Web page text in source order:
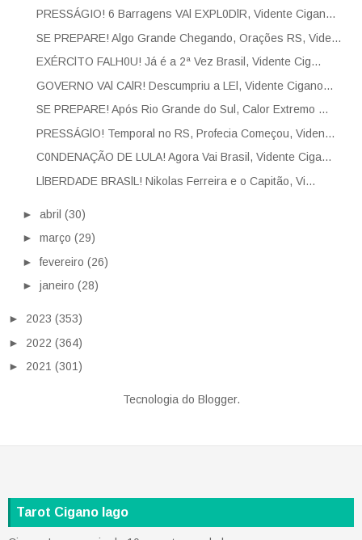
PRESSÁGIO! 6 Barragens VAl EXPL0DlR, Vidente Cigan...
SE PREPARE! Algo Grande Chegando, Orações RS, Vide...
EXÉRClTO FALH0U! Já é a 2ª Vez Brasil, Vidente Cig...
GOVERNO VAl CAlR! Descumpriu a LEl, Vidente Cigano...
SE PREPARE! Após Rio Grande do Sul, Calor Extremo ...
PRESSÁGlO! Temporal no RS, Profecia Começou, Viden...
C0NDENAÇÃO DE LULA! Agora Vai Brasil, Vidente Ciga...
LlBERDADE BRASlL! Nikolas Ferreira e o Capitão, Vi...
► abril (30)
► março (29)
►fevereiro (26)
► janeiro (28)
► 2023 (353)
► 2022 (364)
► 2021 (301)
Tecnologia do Blogger.
Tarot Cigano Iago